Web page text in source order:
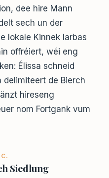
dee hire Mann
sech un der
lokale Kinnek Iarbas
offréiert, wéi eng
Élissa schneid
de Bierch
hireseng
nom Fortgank vum
Siedlung